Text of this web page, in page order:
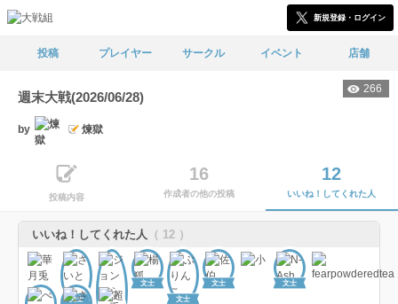
新規登録・ログイン
投稿 プレイヤー サークル イベント 店舗
266
週末大戦(2026/06/28)
by 煉獄
投稿内容
16
作成者の他の投稿
12
いいね！してくれた人
いいね！してくれた人 （ 12 ）
文士
文士
文士
文士 文士